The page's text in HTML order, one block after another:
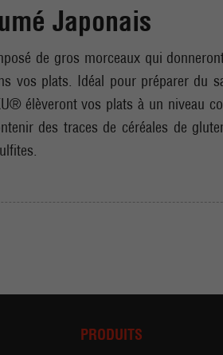
Japonais
de gros morceaux qui
vos plats. Idéal pour préparer du
élèveront vos plats à un niveau
des traces de céréales de
PRODUITS